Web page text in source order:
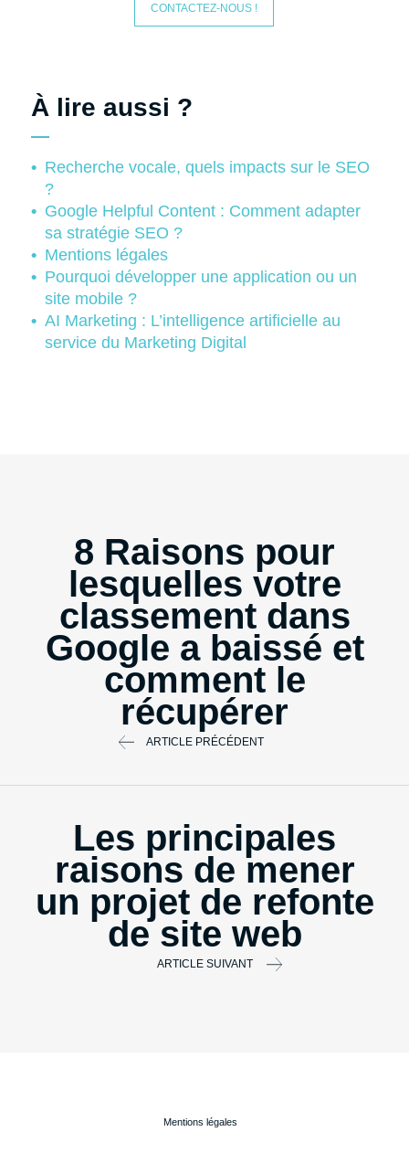
CONTACTEZ-NOUS !
À lire aussi ?
Recherche vocale, quels impacts sur le SEO
?
Google Helpful Content : Comment adapter
sa stratégie SEO ?
Mentions légales
Pourquoi développer une application ou un
site mobile ?
AI Marketing : L’intelligence artificielle au
service du Marketing Digital
8 Raisons pour
lesquelles votre
classement dans
Google a baissé et
comment le
récupérer
ARTICLE PRÉCÉDENT
Les principales
raisons de mener
un projet de refonte
de site web
ARTICLE SUIVANT
Mentions légales